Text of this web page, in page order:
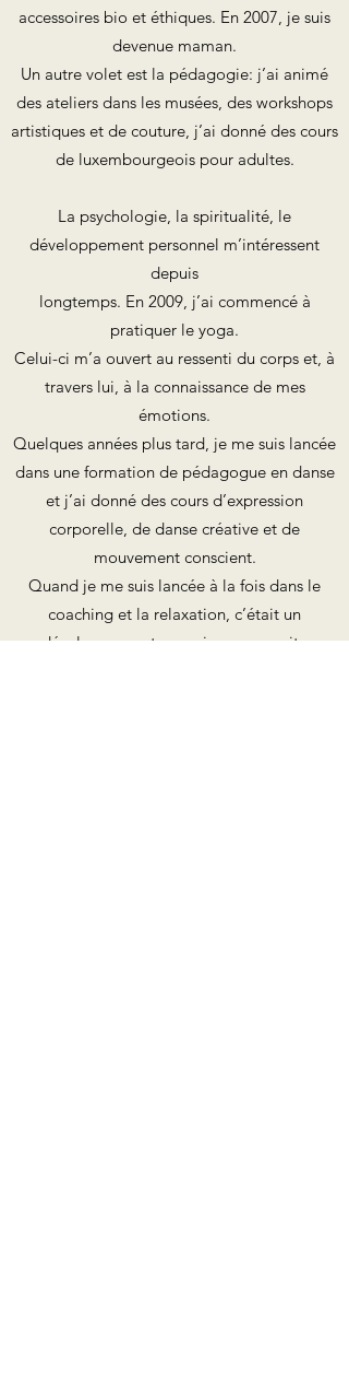
accessoires bio et éthiques. En 2007, je suis
devenue maman.
Un autre volet est la pédagogie: j’ai animé
des ateliers dans les musées, des workshops
artistiques et de couture, j’ai donné des cours
de luxembourgeois pour adultes.
La psychologie, la spiritualité, le
développement personnel m’intéressent
depuis
longtemps. En 2009, j’ai commencé à
pratiquer le yoga.
Celui-ci m’a ouvert au ressenti du corps et, à
travers lui, à la connaissance de mes
émotions.
Quelques années plus tard, je me suis lancée
dans une formation de pédagogue en danse
et j’ai donné des cours d’expression
corporelle, de danse créative et de
mouvement conscient.
Quand je me suis lancée à la fois dans le
coaching et la relaxation, c’était un
développement organique, une suite